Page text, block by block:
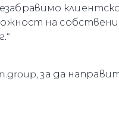
на
за да